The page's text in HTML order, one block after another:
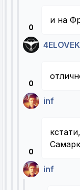
0
и на
4ELOVEK
0
inf
0
inf